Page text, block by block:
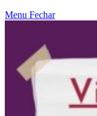
Menu Fechar